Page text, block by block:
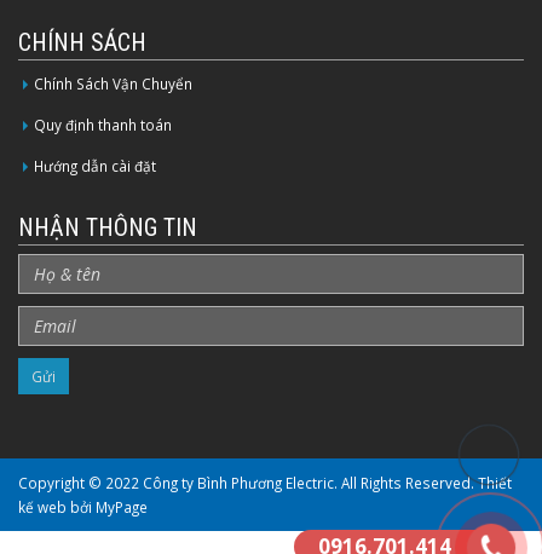
CHÍNH SÁCH
Chính Sách Vận Chuyển
Quy định thanh toán
Hướng dẫn cài đặt
NHẬN THÔNG TIN
Copyright © 2022 Công ty Bình Phương Electric. All Rights Reserved.Thiết
kế web bởi MyPage
0916.701.414